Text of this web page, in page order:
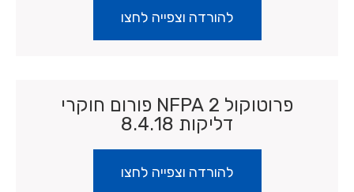
להורדה וצפייה לחצו
פרוטוקול 2 NFPA פורום חוקרי
דליקות 8.4.18
להורדה וצפייה לחצו